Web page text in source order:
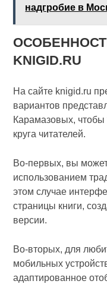
надгробие в
KNIGID.RU
На сайте knigid.ru
вариантов
Карамазовых,
круга читателей.
Во-первых, вы
использованием
этом случае
страницы книги,
версии.
Во-вторых, для
мобильных
адаптированное